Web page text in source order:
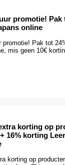
promotie! Pak
online
promotie! Pak tot
mis geen 10€
korting op
16% korting Leer
korting op